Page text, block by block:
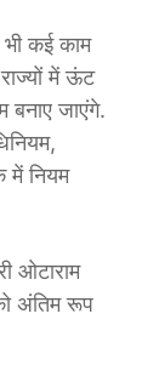
कई काम
में ऊंट
जाएंगे.
में नियम
ओटाराम
अंतिम रूप